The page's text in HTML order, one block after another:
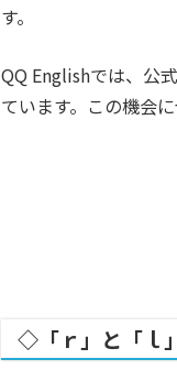
す。
QQ Englishでは、公
ています。この機会
◇「ｒ」と「ｌ」